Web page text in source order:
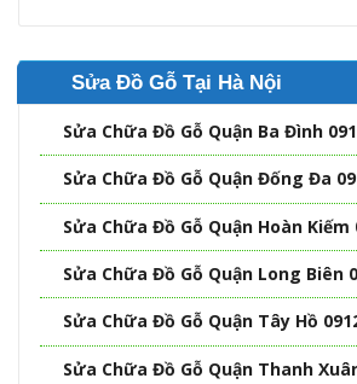
Sửa Đồ Gỗ Tại Hà Nội
Sửa Chữa Đồ Gỗ Quận Ba Đình
Sửa Chữa Đồ Gỗ Quận Đống Đa
Sửa Chữa Đồ Gỗ Quận Hoàn Kiếm
Sửa Chữa Đồ Gỗ Quận Long Biên
Sửa Chữa Đồ Gỗ Quận Tây Hồ
Sửa Chữa Đồ Gỗ Quận Thanh